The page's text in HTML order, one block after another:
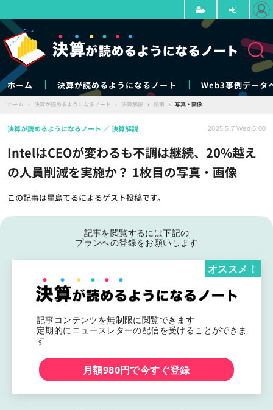
ホーム 決算が読めるようになるノート Web3事例データ
ホーム › 決算が読めるようになるノート › 決算解説 › 記事 › 写真・画像
IntelはCEOが変わるも不調は継続、20%越え
の人員削減を実施か？ 1枚目の写真・画像
この記事は星島てるによるゲスト投稿です。
決算が読めるようになるノート 決算解説 2025.5.7 Wed 6:00
記事を閲覧するには下記の
プランへの登録をお願いします
記事コンテンツを無制限に閲覧できます
定期的にニュースレターの配信を受けることができま
す
オススメ！
月額980円で今すぐ登録